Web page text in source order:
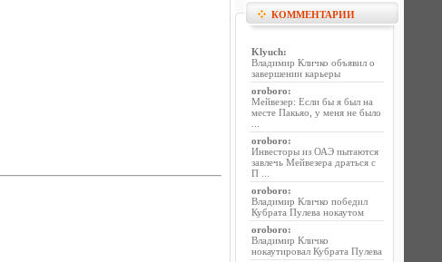
КОММЕНТАРИИ
Klyuch:
Владимир Кличко объявил о
завершении карьеры
oroboro:
Мейвезер: Если бы я был на
месте Пакьяо, у меня не было
oroboro:
Инвесторы из ОАЭ пытаются
завлечь Мейвезера драться с
П ...
oroboro:
Владимир Кличко победил
Кубрата Пулева нокаутом
oroboro:
Владимир Кличко
нокаутировал Кубрата Пулева